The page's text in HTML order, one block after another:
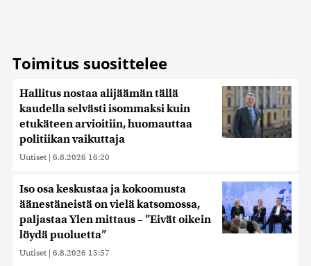
Toimitus suosittelee
Hallitus nostaa alijäämän tällä
kaudella selvästi isommaksi kuin
etukäteen arvioitiin, huomauttaa
politiikan vaikuttaja
Uutiset | 6.8.2026 16:20
Iso osa keskustaa ja kokoomusta
äänestäneistä on vielä katsomossa,
paljastaa Ylen mittaus – ”Eivät oikein
löydä puoluetta”
Uutiset | 6.8.2026 15:57